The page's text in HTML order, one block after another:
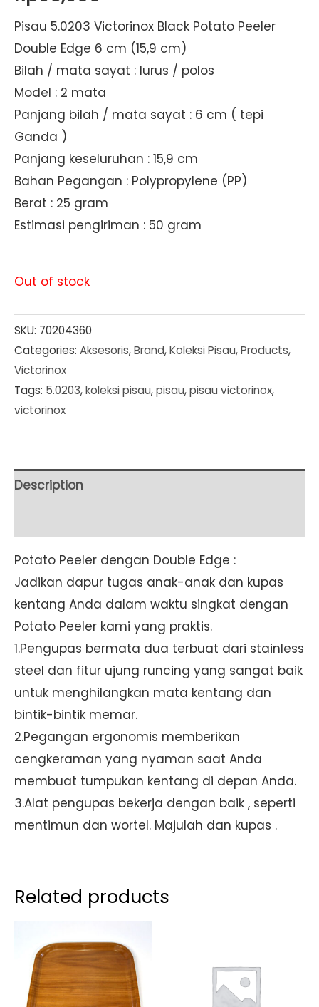
Pisau 5.0203 Victorinox Black Potato Peeler
Double Edge 6 cm (15,9 cm)
Bilah / mata sayat : lurus / polos
Model : 2 mata
Panjang bilah / mata sayat : 6 cm ( tepi
Ganda )
Panjang keseluruhan : 15,9 cm
Bahan Pegangan : Polypropylene (PP)
Berat : 25 gram
Estimasi pengiriman : 50 gram
Out of stock
SKU: 70204360
Categories: Aksesoris,Brand,Koleksi Pisau,Products,
Victorinox
Tags: 5.0203,koleksi pisau,pisau,pisau victorinox,
victorinox
Description
Potato Peeler dengan Double Edge :
Jadikan dapur tugas anak-anak dan kupas
kentang Anda dalam waktu singkat dengan
Potato Peeler kami yang praktis.
1.Pengupas bermata dua terbuat dari stainless
steel dan fitur ujung runcing yang sangat baik
untuk menghilangkan mata kentang dan
bintik-bintik memar.
2.Pegangan ergonomis memberikan
cengkeraman yang nyaman saat Anda
membuat tumpukan kentang di depan Anda.
3.Alat pengupas bekerja dengan baik , seperti
mentimun dan wortel. Majulah dan kupas .
Related products